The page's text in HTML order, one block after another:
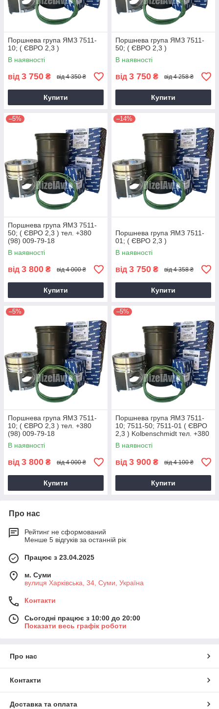
Поршнева група ЯМЗ 7511-
10; ( ЄВРО 2,3 )
В наявності
від 3 750 ₴ від 4 350 ₴
Купити
Поршнева група ЯМЗ 7511-
50; ( ЄВРО 2,3 )
В наявності
від 3 750 ₴ від 4 258 ₴
Купити
–5%
Поршнева група ЯМЗ 7511-
50; ( ЄВРО 2,3 ) тел. +380
(98) 009-79-18
В наявності
від 3 800 ₴ від 4 000 ₴
Купити
–14%
Поршнева група ЯМЗ 7511-
01; ( ЄВРО 2,3 )
В наявності
від 3 750 ₴ від 4 358 ₴
Купити
–5%
Поршнева група ЯМЗ 7511-
10; ( ЄВРО 2,3 ) тел. +380
(98) 009-79-18
В наявності
від 3 800 ₴ від 4 000 ₴
Купити
–5%
Поршнева група ЯМЗ 7511-
10; 7511-50; 7511-01 ( ЄВРО
2,3 ) Kolbenschmidt тел. +380
(98) 009-79-18
В наявності
від 3 900 ₴ від 4 100 ₴
Купити
Про нас
Рейтинг не сформований
Менше 5 відгуків за останній рік
Працює з 23.04.2025
м. Суми
вулиця Харківська, 34, Суми, Україна
Контакти
Сьогодні працює з 10:00 до 20:00
Показати весь графік роботи
Про нас
Контакти
Доставка та оплата